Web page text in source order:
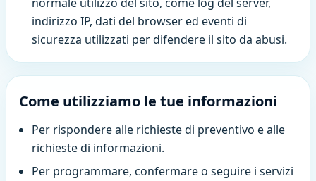
normale utilizzo del sito, come log del server,
indirizzo IP, dati del browser ed eventi di
sicurezza utilizzati per difendere il sito da abusi.
Come utilizziamo le tue informazioni
Per rispondere alle richieste di preventivo e alle
richieste di informazioni.
Per programmare, confermare o seguire i servizi